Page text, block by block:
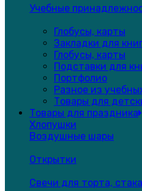
Учебные
Глобусы, карты
Закладки для
Глобусы, карты
Подставки для
Портфолио
Разное из
Товары для
Товары для праздника
Хлопушки
Воздушные шары
Открытки
Свечи для торта,